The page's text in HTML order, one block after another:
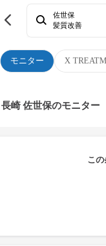
モニター X
佐世保
髪質改善
長崎 佐世保のモニター
こ